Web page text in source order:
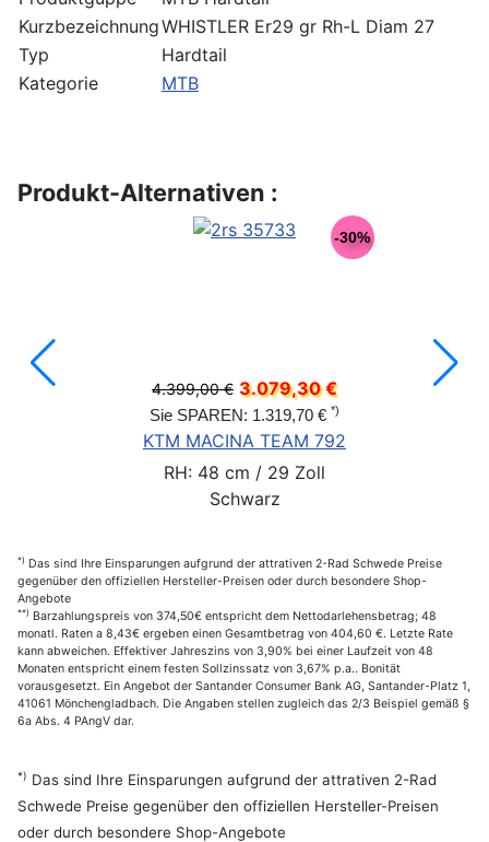
KurzbezeichnungWHISTLER Er29 gr Rh-L Diam 27
Typ
Hardtail
Kategorie
MTB
Produkt-Alternativen :
-30%
4.399,00 € 3.079,30 €
Sie SPAREN: 1.319,70 €*)
KTM MACINA TEAM 792
RH: 48 cm / 29 Zoll
Schwarz
*) Das sind Ihre Einsparungen aufgrund der attrativen 2-Rad Schwede Preise
gegenüber den offiziellen Hersteller-Preisen oder durch besondere Shop-
Angebote
**) Barzahlungspreis von 374,50€ entspricht dem Nettodarlehensbetrag; 48
monatl. Raten a 8,43€ ergeben einen Gesamtbetrag von 404,60 €. Letzte Rate
kann abweichen. Effektiver Jahreszins von 3,90% bei einer Laufzeit von 48
Monaten entspricht einem festen Sollzinssatz von 3,67% p.a.. Bonität
vorausgesetzt. Ein Angebot der Santander Consumer Bank AG, Santander-Platz 1,
41061 Mönchengladbach. Die Angaben stellen zugleich das 2/3 Beispiel gemäß §
6a Abs. 4 PAngV dar.
*) Das sind Ihre Einsparungen aufgrund der attrativen 2-Rad
Schwede Preise gegenüber den offiziellen Hersteller-Preisen
oder durch besondere Shop-Angebote